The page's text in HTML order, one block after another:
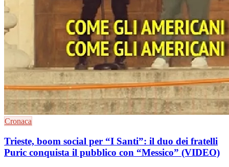
Cronaca
Trieste, boom social per “I Santi”: il duo dei fratelli
Puric conquista il pubblico con “Messico” (VIDEO)